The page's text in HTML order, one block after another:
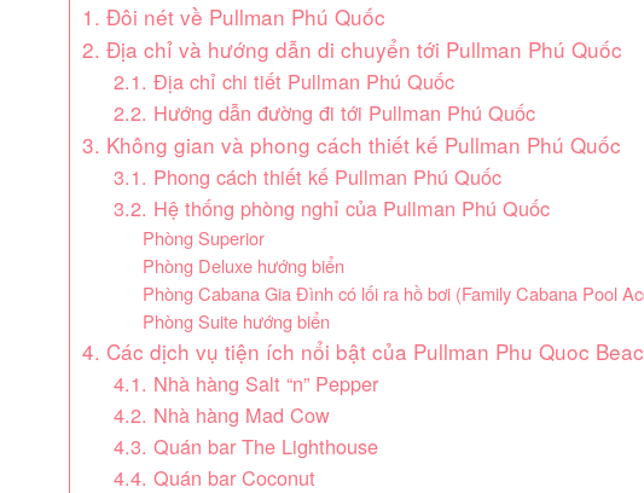
1. Đôi nét về Pullman Phú Quốc
2. Địa chỉ và hướng dẫn di chuyển tới Pullman Phú Quốc
2.1. Địa chỉ chi tiết Pullman Phú Quốc
2.2. Hướng dẫn đường đi tới Pullman Phú Quốc
3. Không gian và phong cách thiết kế Pullman Phú Quốc
3.1. Phong cách thiết kế Pullman Phú Quốc
3.2. Hệ thống phòng nghỉ của Pullman Phú Quốc
Phòng Superior
Phòng Deluxe hướng biển
Phòng Cabana Gia Đình có lối ra hồ bơi (Family Cabana Pool
Phòng Suite hướng biển
4. Các dịch vụ tiện ích nổi bật của Pullman Phu Quoc
4.1. Nhà hàng Salt “n” Pepper
4.2. Nhà hàng Mad Cow
4.3. Quán bar The Lighthouse
4.4. Quán bar Coconut